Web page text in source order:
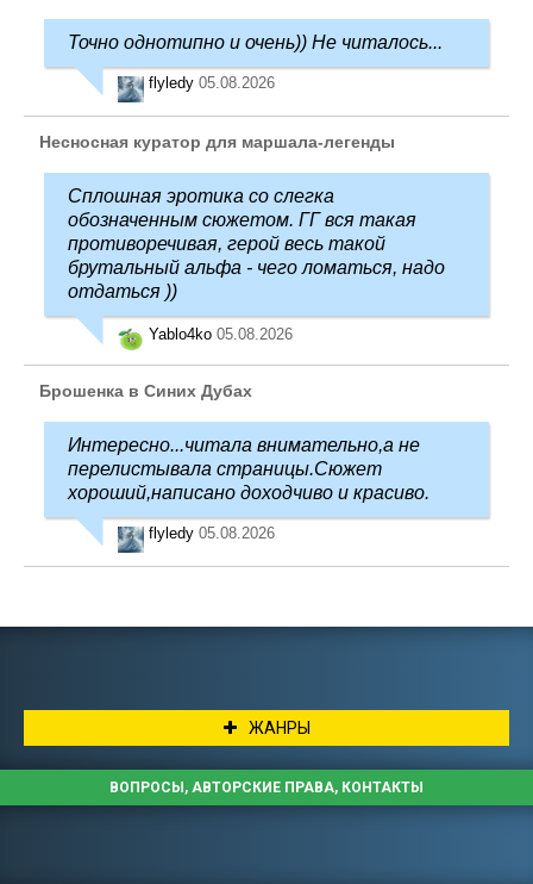
Точно однотипно и очень)) Не читалось...
flyledy 05.08.2026
Несносная куратор для маршала-легенды
Сплошная эротика со слегка
обозначенным сюжетом. ГГ вся такая
противоречивая, герой весь такой
брутальный альфа - чего ломаться, надо
отдаться ))
Yablo4ko 05.08.2026
Брошенка в Синих Дубах
Интересно...читала внимательно,а не
перелистывала страницы.Сюжет
хороший,написано доходчиво и красиво.
flyledy 05.08.2026
ЖАНРЫ
ВОПРОСЫ, АВТОРСКИЕ ПРАВА, КОНТАКТЫ